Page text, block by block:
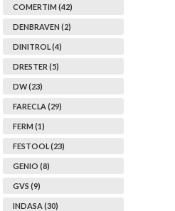
COMERTIM (42)
DENBRAVEN (2)
DINITROL (4)
DRESTER (5)
DW (23)
FARECLA (29)
FERM (1)
FESTOOL (23)
GENIO (8)
GVS (9)
INDASA (30)